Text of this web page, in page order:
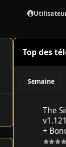
Top des
Semaine
The
+